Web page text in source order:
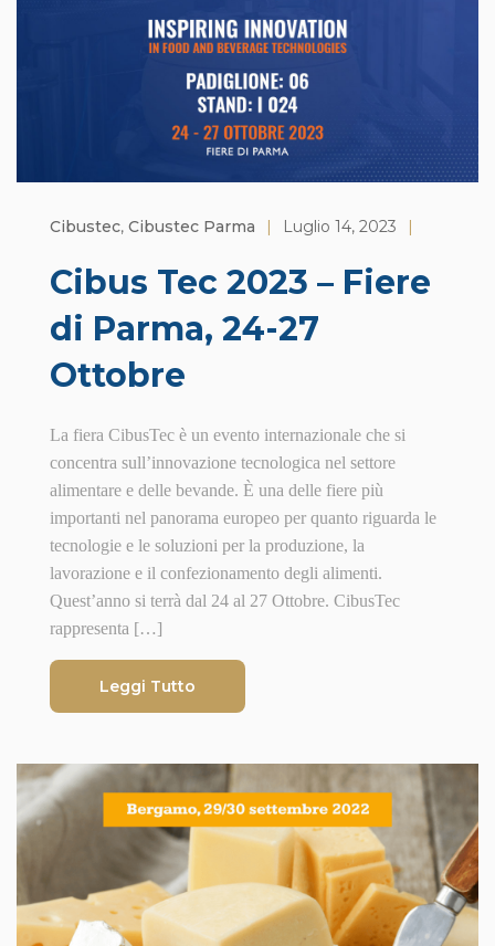
Cibustec, Cibustec Parma | Luglio 14, 2023 |
Cibus Tec 2023 – Fiere
di Parma, 24-27
Ottobre
La fiera CibusTec è un evento internazionale che si
concentra sull’innovazione tecnologica nel settore
alimentare e delle bevande. È una delle fiere più
importanti nel panorama europeo per quanto riguarda le
tecnologie e le soluzioni per la produzione, la
lavorazione e il confezionamento degli alimenti.
Quest’anno si terrà dal 24 al 27 Ottobre. CibusTec
rappresenta […]
Leggi Tutto